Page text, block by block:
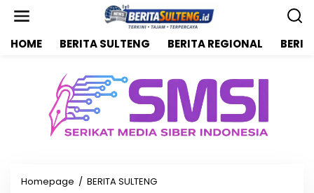
HOME BERITA SULTENG BERITA REGIONAL
Homepage / BERITA SULTENG